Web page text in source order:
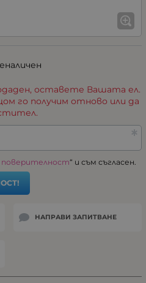
оставете Вашата ел.
го получим отново или да
“ и съм съгласен.
НАПРАВИ ЗАПИТВАНЕ